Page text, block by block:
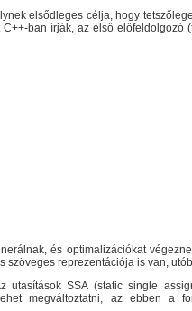
elsődleges célja, hogy
ban írják, az első előfeldolgozó
és optimalizációkat
reprezentációja is van,
utasítások SSA (static single
megváltoztatni, az ebben a